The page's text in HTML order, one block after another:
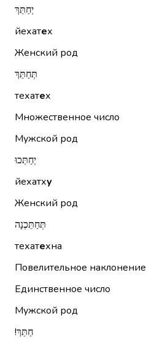
יְחַתֵּךְ
йехатех
Женский род
תְּחַתֵּךְ
техатех
Множественное число
Мужской род
יְחַתְּכוּ
йехатху
Женский род
תְּחַתֵּכְנָה
техатехна
Повелительное наклонение
Единственное число
Мужской род
חַתֵּךְ!‏